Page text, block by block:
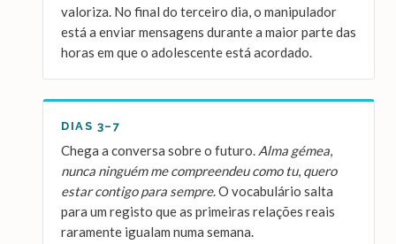
valoriza. No final do terceiro dia, o manipulador
está a enviar mensagens durante a maior parte das
horas em que o adolescente está acordado.
DIAS 3–7
Chega a conversa sobre o futuro. Alma gémea,
nunca ninguém me compreendeu como tu, quero
estar contigo para sempre. O vocabulário salta
para um registo que as primeiras relações reais
raramente igualam numa semana.